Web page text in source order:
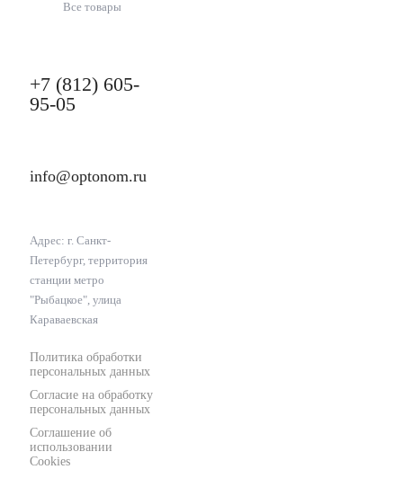
Все товары
+7 (812) 605-
95-05
info@optonom.ru
Адрес: г. Санкт-
Петербург, территория
станции метро
"Рыбацкое", улица
Караваевская
Политика обработки
персональных данных
Согласие на обработку
персональных данных
Соглашение об
использовании
Cookies